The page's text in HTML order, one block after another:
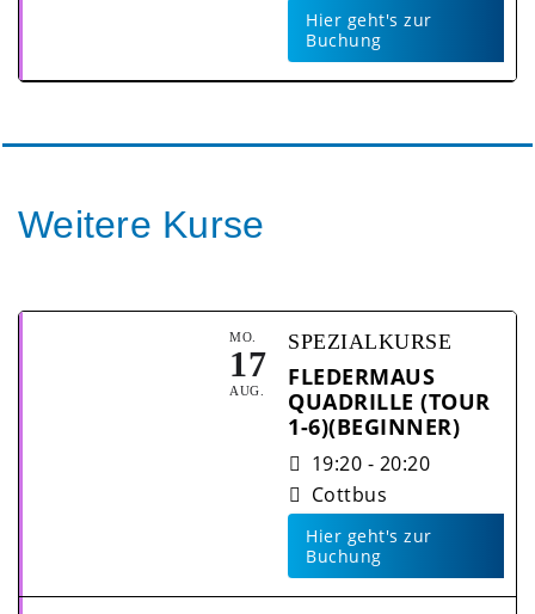
Hier geht's zur
Buchung
Weitere Kurse
MO.
17
AUG.
SPEZIALKURSE
FLEDERMAUS
QUADRILLE (TOUR
1-6)(BEGINNER)
19:20 - 20:20
Cottbus
Hier geht's zur
Buchung